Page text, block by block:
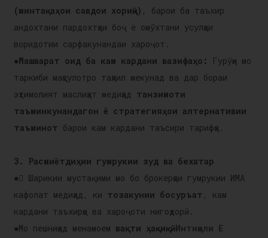
(минтақаҳои савдои хориҷӣ) , барои ба таъхир
андохтани пардохтҳои боҷ ё омӯхтани усулҳои
воридотии сарфакунандаи хароҷот.
●Машварат оид ба кам кардани вазифаҳо:
Гурӯҳи мо
таркиби маҳсулотро таҳлил мекунад ва дар бораи
эҳтимолият маслиҳат медиҳад танзимоти
таъминкунандагон ё стратегияҳои алтернативии
таъминот барои кам кардани таъсири тарифҳо.
3. Расмиётдиҳии гумрукии зуд ва бехатар
● Шарикии мустақими мо бо брокерҳои гумрукии ИМА
кафолат медиҳад, ки тозакунии босуръат , кам
кардани таъхирҳо ва хароҷоти нигоҳдорӣ.
●Мо пешниҳод менамоем вақти ҳақиқӣИнтиқоли E